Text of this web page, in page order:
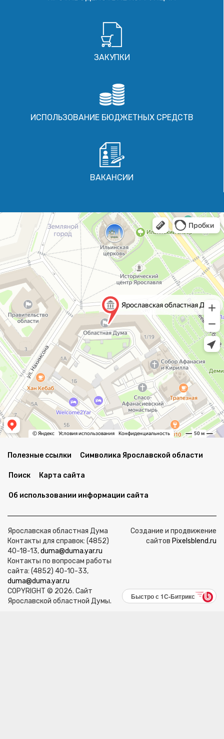
ЗАКУПКИ
ИСПОЛЬЗОВАНИЕ БЮДЖЕТНЫХ СРЕДСТВ
ВАКАНСИИ
Полезные ссылки Символика Ярославской области
Поиск Карта сайта
Об использовании информации сайта
Ярославская областная Дума
Контакты для справок: (4852)
40-18-13,duma@duma.yar.ru
Контакты по вопросам работы
сайта: (4852) 40-10-33,
duma@duma.yar.ru
COPYRIGHT © 2026. Сайт
Ярославской областной Думы.
Создание и продвижение
сайтов Pixelsblend.ru
Быстро с 1С-Битрикс